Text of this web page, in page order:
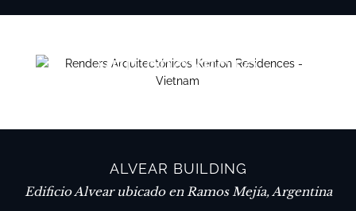
VER PROYECTO
ALVEAR BUILDING
Edificio Alvear ubicado en Ramos Mejía, Argentina